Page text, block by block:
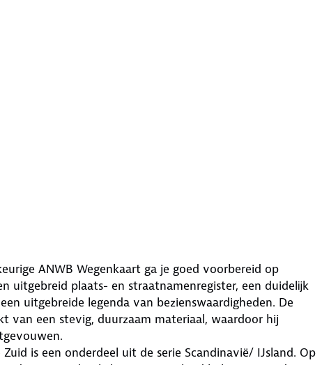
ANWB Wegenkaart ga je goed voorbereid op
uitgebreid plaats- en straatnamenregister, een duidelĳk
uitgebreide legenda van bezienswaardigheden. De
van een stevig, duurzaam materiaal, waardoor hij
is een onderdeel uit de serie Scandinavië/ IJsland. Op